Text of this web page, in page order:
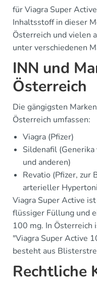
für Viagra Super
Inhaltsstoff in dieser
Österreich und vielen
unter verschiedenen
INN und
Österreich
Die gängigsten
Österreich umfassen:
Viagra (Pfizer)
Sildenafil
und anderen)
Revatio (Pfizer, zur
arterieller
Viagra Super Active
flüssiger Füllung und
100 mg. In Österreich
"Viagra Super Active
besteht aus
Rechtliche